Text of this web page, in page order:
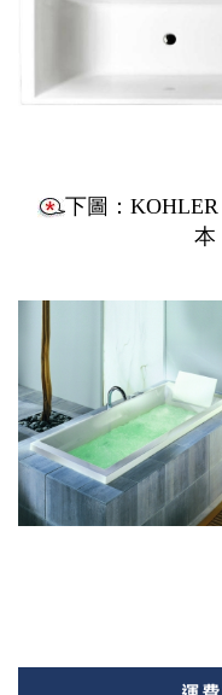
下圖：
本